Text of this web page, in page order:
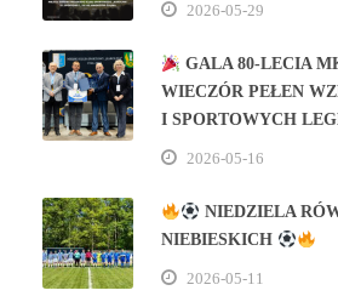
2026-05-29
GALA 80‑LECIA
WIECZÓR PEŁEN
I SPORTOWYCH
2026-05-16
NIEDZIELA
NIEBIESKICH
2026-05-11